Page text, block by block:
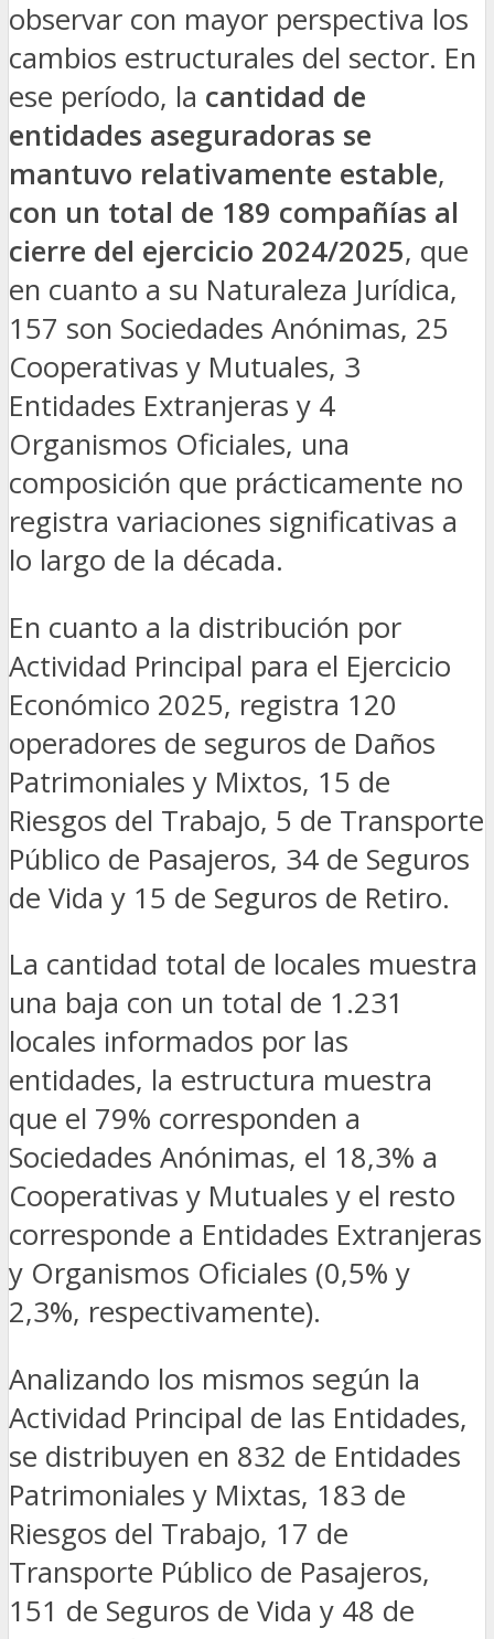
observar con mayor perspectiva los
cambios estructurales del sector. En
ese período, la cantidad de
entidades aseguradoras se
mantuvo relativamente estable,
con un total de 189 compañías al
cierre del ejercicio 2024/2025, que
en cuanto a su Naturaleza Jurídica,
157 son Sociedades Anónimas, 25
Cooperativas y Mutuales, 3
Entidades Extranjeras y 4
Organismos Oficiales, una
composición que prácticamente no
registra variaciones significativas a
lo largo de la década.
En cuanto a la distribución por
Actividad Principal para el Ejercicio
Económico 2025, registra 120
operadores de seguros de Daños
Patrimoniales y Mixtos, 15 de
Riesgos del Trabajo, 5 de Transporte
Público de Pasajeros, 34 de Seguros
de Vida y 15 de Seguros de Retiro.
La cantidad total de locales muestra
una baja con un total de 1.231
locales informados por las
entidades, la estructura muestra
que el 79% corresponden a
Sociedades Anónimas, el 18,3% a
Cooperativas y Mutuales y el resto
corresponde a Entidades Extranjeras
y Organismos Oficiales (0,5% y
2,3%, respectivamente).
Analizando los mismos según la
Actividad Principal de las Entidades,
se distribuyen en 832 de Entidades
Patrimoniales y Mixtas, 183 de
Riesgos del Trabajo, 17 de
Transporte Público de Pasajeros,
151 de Seguros de Vida y 48 de